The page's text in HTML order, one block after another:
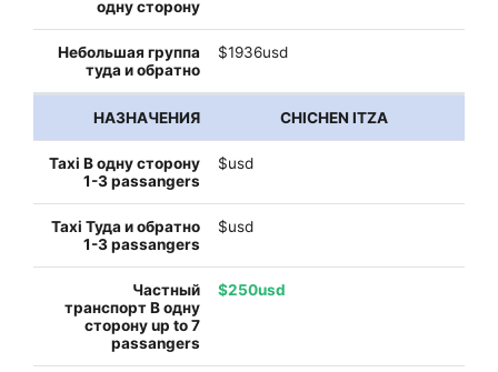
$1936usd
CHICHEN ITZA
$usd
$usd
$250usd